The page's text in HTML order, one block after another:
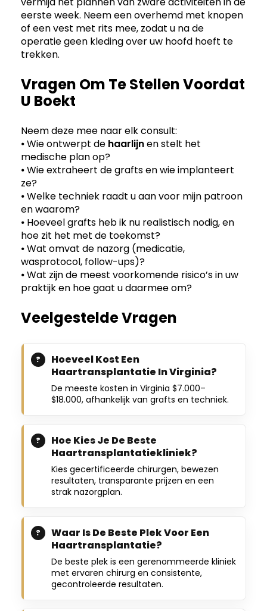
eerste week. Neem een overhemd met knopen
of een vest met rits mee, zodat u na de
operatie geen kleding over uw hoofd hoeft te
trekken.
Vragen Om Te Stellen Voordat
U Boekt
Neem deze mee naar elk consult:
⦁ Wie ontwerpt de haarlijnen stelt het
medische plan op?
⦁ Wie extraheert de grafts en wie implanteert
ze?
⦁ Welke techniek raadt u aan voor mijn patroon
en waarom?
⦁ Hoeveel grafts heb ik nu realistisch nodig, en
hoe zit het met de toekomst?
⦁ Wat omvat de nazorg (medicatie,
wasprotocol, follow-ups)?
⦁ Wat zijn de meest voorkomende risico’s in uw
praktijk en hoe gaat u daarmee om?
Veelgestelde Vragen
Hoeveel Kost Een
Haartransplantatie In Virginia?
De meeste kosten in Virginia $7.000–
$18.000, afhankelijk van grafts en techniek.
Hoe Kies Je De Beste
Haartransplantatiekliniek?
Kies gecertificeerde chirurgen, bewezen
resultaten, transparante prijzen en een
strak nazorgplan.
Waar Is De Beste Plek Voor Een
Haartransplantatie?
De beste plek is een gerenommeerde kliniek
met ervaren chirurg en consistente,
gecontroleerde resultaten.